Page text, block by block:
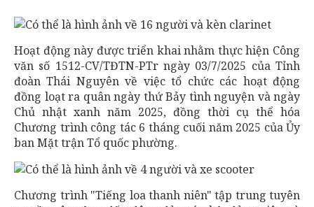
Hoạt động này được triển khai nhằm thực hiện Công
văn số 1512-CV/TĐTN-PTr ngày 03/7/2025 của Tỉnh
đoàn Thái Nguyên về việc tổ chức các hoạt động
đồng loạt ra quân ngày thứ Bảy tình nguyện và ngày
Chủ nhật xanh năm 2025, đồng thời cụ thể hóa
Chương trình công tác 6 tháng cuối năm 2025 của Ủy
ban Mặt trận Tổ quốc phường.
Chương trình "Tiếng loa thanh niên" tập trung tuyên